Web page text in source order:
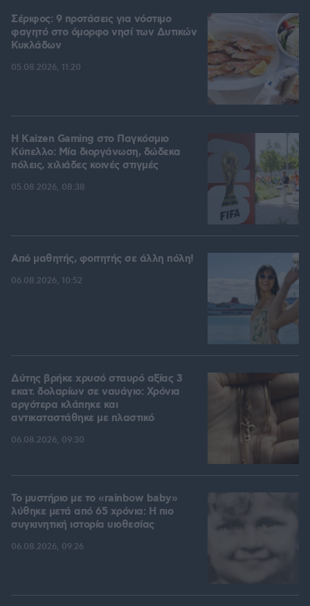
Σέριφος: 9 προτάσεις για νόστιμο
φαγητό στο όμορφο νησί των Δυτικών
Κυκλάδων
05.08.2026, 11:20
H Kaizen Gaming στο Παγκόσμιο
Kύπελλο: Μία διοργάνωση, δώδεκα
πόλεις, χιλιάδες κοινές στιγμές
05.08.2026, 08:38
Από μαθητής, φοιτητής σε άλλη πόλη!
06.08.2026, 10:52
Δύτης βρήκε χρυσό σταυρό αξίας 3
εκατ. δολαρίων σε ναυάγιο: Χρόνια
αργότερα κλάπηκε και
αντικαταστάθηκε με πλαστικό
06.08.2026, 09:30
Το μυστήριο με το «rainbow baby»
λύθηκε μετά από 65 χρόνια: Η πιο
συγκινητική ιστορία υιοθεσίας
06.08.2026, 09:26